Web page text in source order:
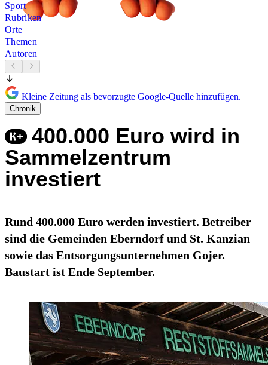
Sport
Rubriken
Orte
Themen
Autoren
Kleine Zeitung als bevorzugte Google-Quelle hinzufügen.
Chronik
400.000 Euro wird in
Sammelzentrum
investiert
Rund 400.000 Euro werden investiert. Betreiber
sind die Gemeinden Eberndorf und St. Kanzian
sowie das Entsorgungsunternehmen Gojer.
Baustart ist Ende September.